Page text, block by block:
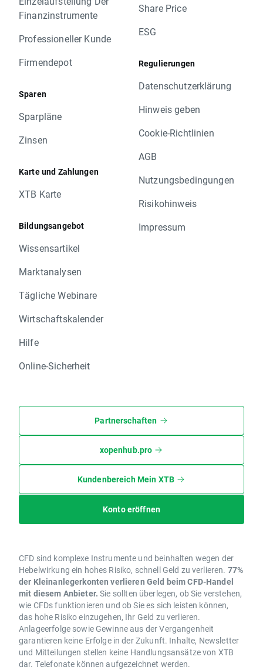
Finanzinstrumente
Professioneller Kunde
Firmendepot
Sparen
Sparpläne
Zinsen
Karte und Zahlungen
XTB Karte
Bildungsangebot
Wissensartikel
Marktanalysen
Tägliche Webinare
Wirtschaftskalender
Hilfe
Online-Sicherheit
Share Price
ESG
Regulierungen
Datenschutzerklärung
Hinweis geben
Cookie-Richtlinien
AGB
Nutzungsbedingungen
Risikohinweis
Impressum
Partnerschaften
xopenhub.pro
Kundenbereich Mein XTB
Konto eröffnen
CFD sind komplexe Instrumente und beinhalten wegen der
Hebelwirkung ein hohes Risiko, schnell Geld zu verlieren. 77%
der Kleinanlegerkonten verlieren Geld beim CFD-Handel
mit diesem Anbieter. Sie sollten überlegen, ob Sie verstehen,
wie CFDs funktionieren und ob Sie es sich leisten können,
das hohe Risiko einzugehen, Ihr Geld zu verlieren.
Anlageerfolge sowie Gewinne aus der Vergangenheit
garantieren keine Erfolge in der Zukunft. Inhalte, Newsletter
und Mitteilungen stellen keine Handlungsansätze von XTB
dar. Telefonate können aufgezeichnet werden.